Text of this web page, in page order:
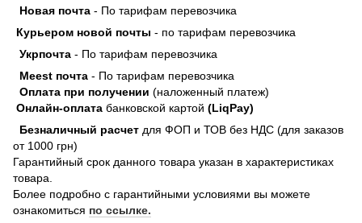
Новая почта - По тарифам перевозчика
Курьером новой почты - по тарифам перевозчика
Укрпочта - По тарифам перевозчика
Meest почта - По тарифам перевозчика
Оплата при получении (наложенный платеж)
Онлайн-оплата банковской картой (LiqPay)
Безналичный расчет для ФОП и ТОВ без НДС (для заказов
от 1000 грн)
Гарантийный срок данного товара указан в характеристиках
товара.
Более подробно с гарантийными условиями вы можете
ознакомиться по ссылке.